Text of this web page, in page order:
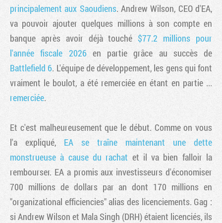
principalement aux Saoudiens. Andrew Wilson, CEO d'EA,
va pouvoir ajouter quelques millions à son compte en
banque après avoir déjà touché$77.2 millions pour
l'année fiscale 2026en partie grâce au succès de
Battlefield 6. L'équipe de développement, les gens qui font
vraiment le boulot, a été remerciée en étant en partie ...
remerciée.
Et c'est malheureusement que le début. Comme on vous
l'a expliqué, EA se traîne maintenant une dette
monstrueuse à cause du rachat et il va bien falloir la
rembourser. EA a promis aux investisseurs d'économiser
700 millions de dollars par an dont 170 millions en
"organizational efficiencies" alias des licenciements. Gag :
si Andrew Wilson et Mala Singh (DRH) étaient licenciés, ils